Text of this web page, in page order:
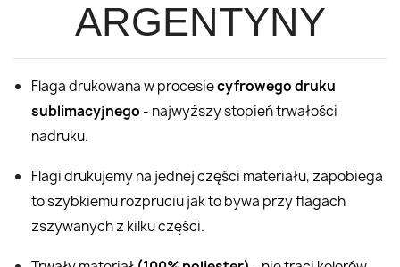
ARGENTYNY
Flaga drukowana w procesiecyfrowego druku
sublimacyjnego - najwyższy stopień trwałości
nadruku.
Flagi drukujemy na jednej części materiału, zapobiega
to szybkiemu rozpruciu jak to bywa przy flagach
zszywanych z kilku części.